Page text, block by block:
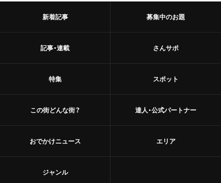
新着記事
記事・連載
特集
この街どんな街？
おでかけニュース
募集中のお題
さんサポ
スポット
達人・公式パートナー
エリア
ジャンル